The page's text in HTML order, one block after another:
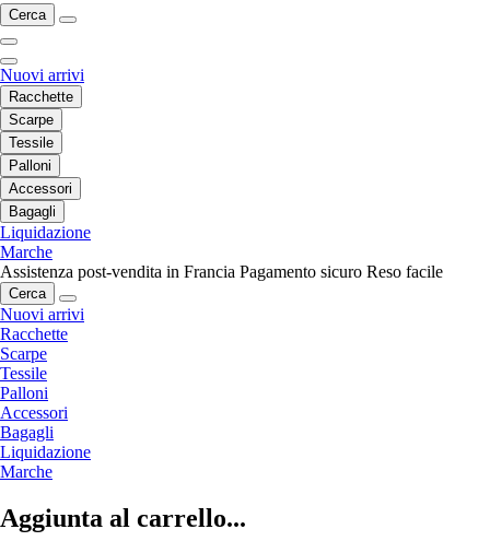
Cerca
Nuovi arrivi
Racchette
Scarpe
Tessile
Palloni
Accessori
Bagagli
Liquidazione
Marche
Assistenza post-vendita in Francia Pagamento sicuro Reso facile
Cerca
Nuovi arrivi
Racchette
Scarpe
Tessile
Palloni
Accessori
Bagagli
Liquidazione
Marche
Aggiunta al carrello...